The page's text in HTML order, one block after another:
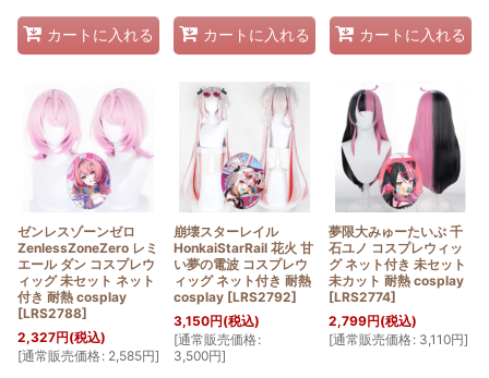
カートに入れる カートに入れる カートに入れる
ゼンレスゾーンゼロ
ZenlessZoneZero レミ
エール ダン コスプレウ
ィッグ 未セット ネット
付き 耐熱 cosplay
[LRS2788]
2,327円(税込)
[通常販売価格: 2,585円]
崩壊スターレイル
HonkaiStarRail 花火 甘
い夢の電波 コスプレウ
ィッグ ネット付き 耐熱
cosplay [LRS2792]
3,150円(税込)
[通常販売価格:
3,500円]
夢限大みゅーたいぷ 千
石ユノ コスプレウィッ
グ ネット付き 未セット
未カット 耐熱 cosplay
[LRS2774]
2,799円(税込)
[通常販売価格: 3,110円]